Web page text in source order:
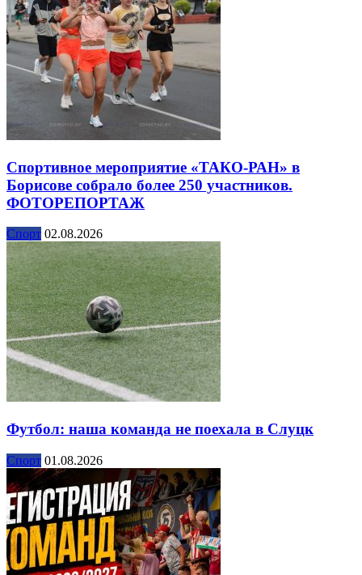
Спортивное мероприятие «ТАКО-РАН» в
Борисове собрало более 250 участников.
ФОТОРЕПОРТАЖ
Спорт 02.08.2026
Футбол: наша команда не поехала в Слуцк
Спорт 01.08.2026